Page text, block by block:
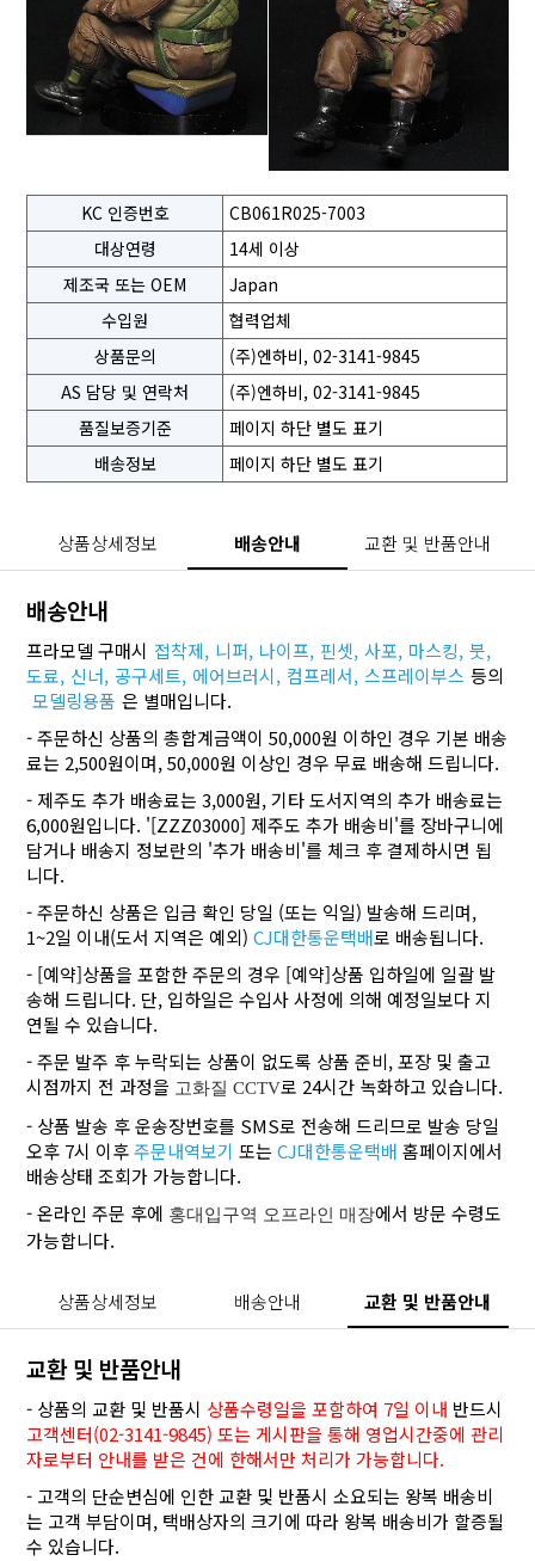
KC 인증번호
CB061R025-7003
대상연령
14세 이상
제조국 또는 OEM
Japan
수입원
협력업체
상품문의
(주)엔하비, 02-3141-9845
AS 담당 및 연락처
(주)엔하비, 02-3141-9845
품질보증기준
페이지 하단 별도 표기
배송정보
페이지 하단 별도 표기
상품상세정보 배송안내 교환 및 반품안내
배송안내
프라모델 구매시 접착제, 니퍼, 나이프, 핀셋, 사포, 마스킹, 붓,
도료, 신너, 공구세트, 에어브러시, 컴프레서, 스프레이부스 등의
모델링용품 은 별매입니다.
- 주문하신 상품의 총합계금액이 50,000원 이하인 경우 기본 배송
료는 2,500원이며, 50,000원 이상인 경우 무료 배송해 드립니다.
- 제주도 추가 배송료는 3,000원, 기타 도서지역의 추가 배송료는
6,000원입니다. '[ZZZ03000] 제주도 추가 배송비'를 장바구니에
담거나 배송지 정보란의 '추가 배송비'를 체크 후 결제하시면 됩
니다.
- 주문하신 상품은 입금 확인 당일 (또는 익일) 발송해 드리며,
1~2일 이내(도서 지역은 예외)CJ대한통운택배로 배송됩니다.
- [예약]상품을 포함한 주문의 경우 [예약]상품 입하일에 일괄 발
송해 드립니다. 단, 입하일은 수입사 사정에 의해 예정일보다 지
연될 수 있습니다.
- 주문 발주 후 누락되는 상품이 없도록 상품 준비, 포장 및 출고
시점까지 전 과정을 고화질 CCTV로 24시간 녹화하고 있습니다.
- 상품 발송 후 운송장번호를 SMS로 전송해 드리므로 발송 당일
오후 7시 이후주문내역보기 또는CJ대한통운택배 홈페이지에서
배송상태 조회가 가능합니다.
- 온라인 주문 후에 홍대입구역 오프라인 매장에서 방문 수령도
가능합니다.
상품상세정보 배송안내 교환 및 반품안내
교환 및 반품안내
- 상품의 교환 및 반품시 상품수령일을 포함하여 7일 이내 반드시
고객센터(02-3141-9845) 또는 게시판을 통해 영업시간중에 관리
자로부터 안내를 받은 건에 한해서만 처리가 가능합니다.
- 고객의 단순변심에 인한 교환 및 반품시 소요되는 왕복 배송비
는 고객 부담이며, 택배상자의 크기에 따라 왕복 배송비가 할증될
수 있습니다.